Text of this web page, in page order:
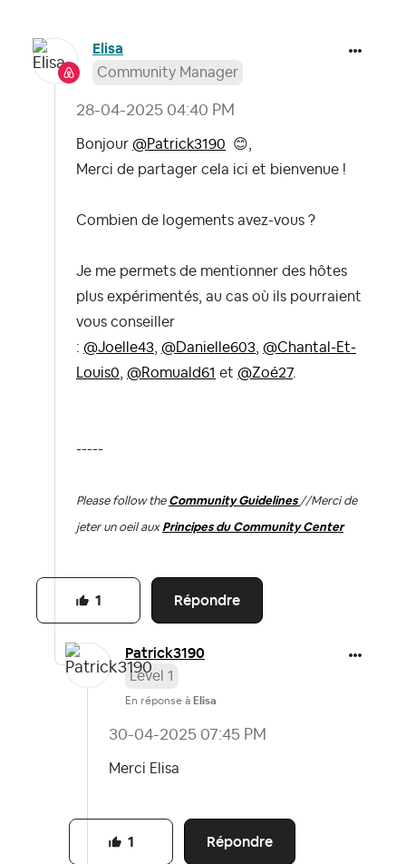
Elisa
Community Manager
‎28-04-2025 04:40 PM
Bonjour @Patrick3190 😊
Merci de partager cela ici et bienvenue !
Combien de logements avez-vous ?
Je me permets de mentionner des hôtes
plus expérimentés, au cas où ils pourraient
vous conseiller
: @Joelle43 @Danielle603 @Chantal-Et-
Louis0 @Romuald61 et @Zoé27.
-----
Please follow the Community Guidelines //Merci de
jeter un oeil aux Principes du Community Center
Répondre
1
Patrick3190
Level 1
En réponse à Elisa
‎30-04-2025 07:45 PM
Merci Elisa
Répondre
1